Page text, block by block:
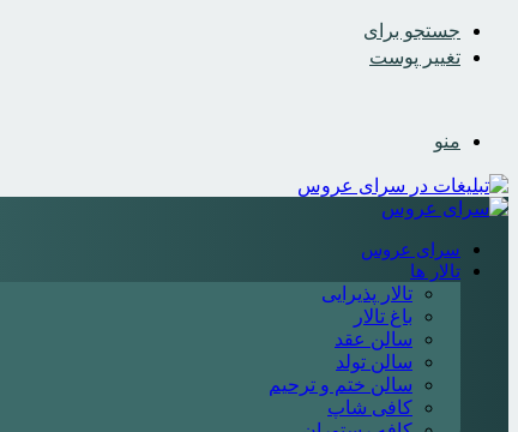
جستجو برای
تغییر پوست
منو
سرای عروس
تالار ها
تالار پذیرایی
باغ تالار
سالن عقد
سالن تولد
سالن ختم و ترحیم
کافی شاپ